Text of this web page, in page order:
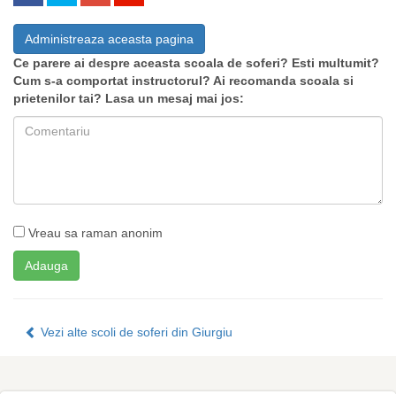
Administreaza aceasta pagina
Ce parere ai despre aceasta scoala de soferi? Esti multumit?
Cum s-a comportat instructorul? Ai recomanda scoala si
prietenilor tai? Lasa un mesaj mai jos:
Vreau sa raman anonim
Vezi alte scoli de soferi din Giurgiu